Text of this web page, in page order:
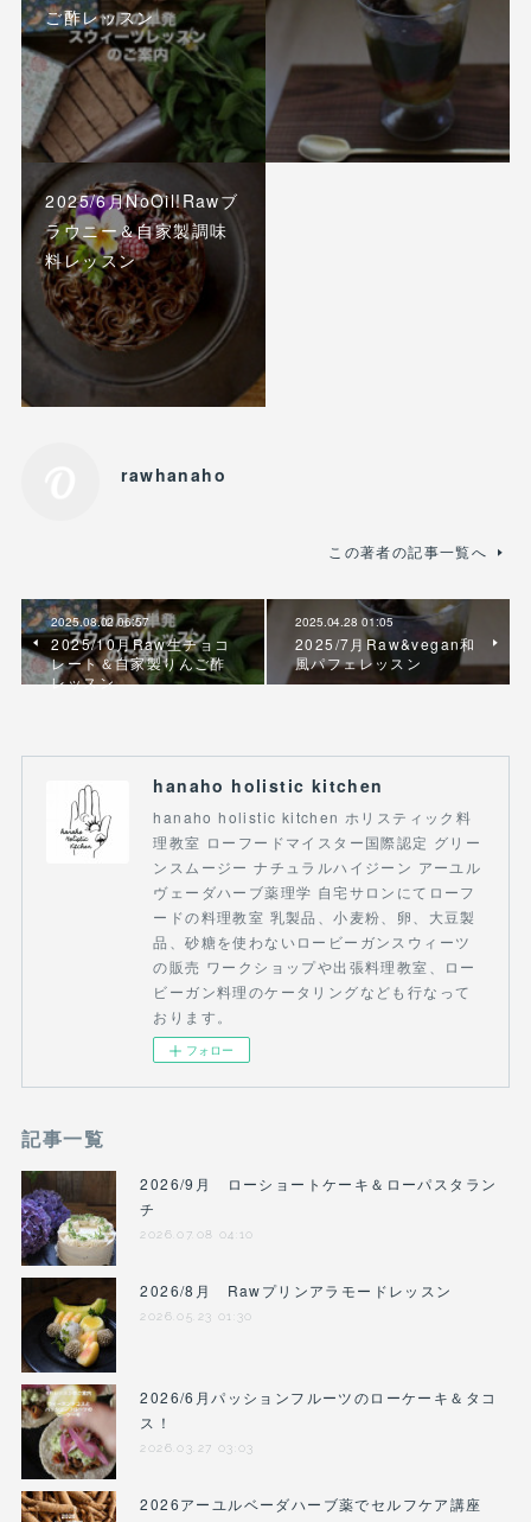
ご酢レッスン
2025/6月NoOil!Rawブ
ラウニー＆自家製調味
料レッスン
rawhanaho
この著者の記事一覧へ
2025.08.02 06:57
2025/10月Raw生チョコ
レート＆自家製りんご酢
レッスン
2025.04.28 01:05
2025/7月Raw&vegan和
風パフェレッスン
hanaho holistic kitchen
hanaho holistic kitchen ホリスティック料
理教室 ローフードマイスター国際認定 グリー
ンスムージー ナチュラルハイジーン アーユル
ヴェーダハーブ薬理学 自宅サロンにてローフ
ードの料理教室 乳製品、小麦粉、卵、大豆製
品、砂糖を使わないロービーガンスウィーツ
の販売 ワークショップや出張料理教室、ロー
ビーガン料理のケータリングなども行なって
おります。
フォロー
記事一覧
2026/9月 ローショートケーキ＆ローパスタラン
チ
2026.07.08 04:10
2026/8月 Rawプリンアラモードレッスン
2026.05.23 01:30
2026/6月パッションフルーツのローケーキ＆タコ
ス！
2026.03.27 03:03
2026アーユルベーダハーブ薬でセルフケア講座